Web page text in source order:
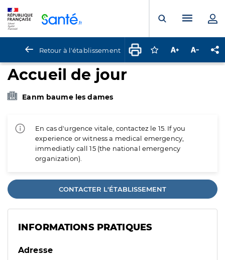
Ouvrir laMenu
Retour à l'établissement Connectez-vous
Augmenter la
Accueil de jour
Eanm baume les dames
En cas d'urgence vitale, contactez le 15. If you
experience or witness a medical emergency,
immediatly call 15 (the national emergency
organization).
CONTACTER L'ÉTABLISSEMENT
INFORMATIONS PRATIQUES
Adresse